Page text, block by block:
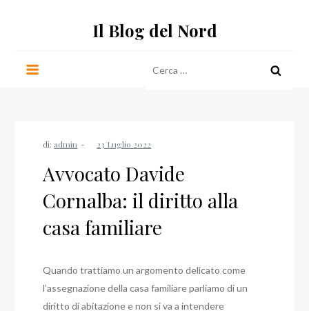
Il Blog del Nord
per:
di: admin
Avvocato Davide
Cornalba: il diritto alla
casa familiare
Quando trattiamo un argomento delicato come
l’assegnazione della casa familiare parliamo di un
diritto di abitazione e non si va a intendere